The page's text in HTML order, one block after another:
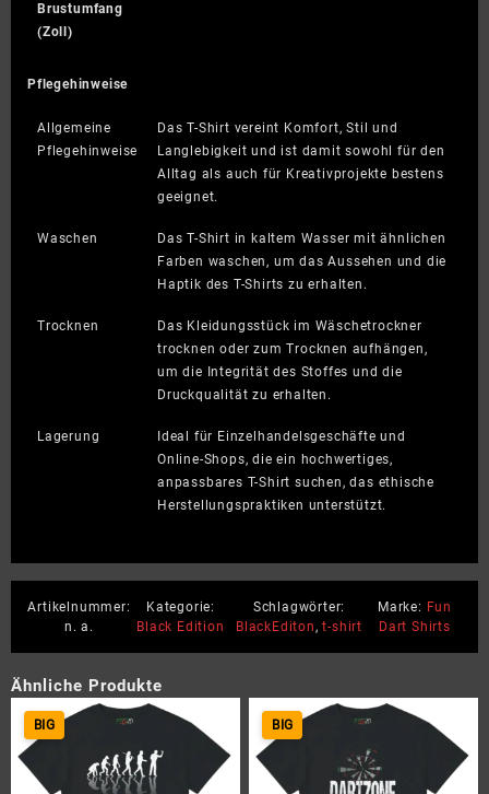
Brustumfang
(Zoll)
Pflegehinweise
Allgemeine
Pflegehinweise
Das T-Shirt vereint Komfort, Stil und
Langlebigkeit und ist damit sowohl für den
Alltag als auch für Kreativprojekte bestens
geeignet.
Waschen
Das T-Shirt in kaltem Wasser mit ähnlichen
Farben waschen, um das Aussehen und die
Haptik des T-Shirts zu erhalten.
Trocknen
Das Kleidungsstück im Wäschetrockner
trocknen oder zum Trocknen aufhängen,
um die Integrität des Stoffes und die
Druckqualität zu erhalten.
Lagerung
Ideal für Einzelhandelsgeschäfte und
Online-Shops, die ein hochwertiges,
anpassbares T-Shirt suchen, das ethische
Herstellungspraktiken unterstützt.
Artikelnummer:
n. a.
Kategorie:
Black Edition
Schlagwörter:
BlackEditon,t-shirt
Marke: Fun
Dart Shirts
Ähnliche Produkte
BIG BIG